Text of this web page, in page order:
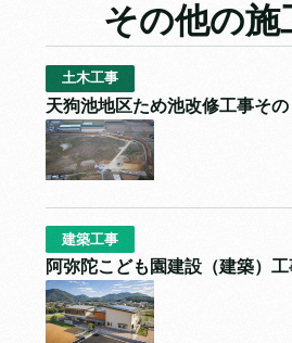
その他の施
土木工事
天狗池地区ため池改修工事その
建築工事
阿弥陀こども園建設（建築）工